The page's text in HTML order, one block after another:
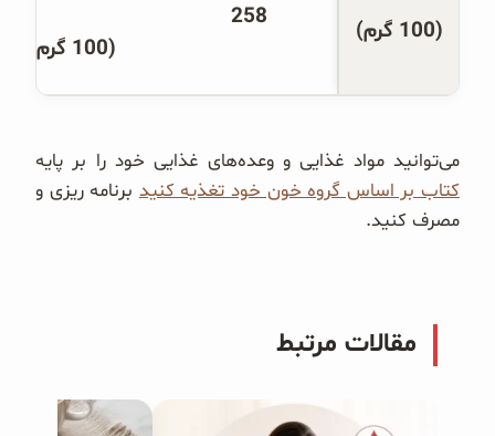
(100 گرم)
258
(100 گرم)
می‌توانید مواد غذایی و وعده‌های غذایی خود را بر پایه
کتاب بر اساس گروه خون خود تغذیه کنید برنامه ریزی و
مصرف کنید.
مقالات مرتبط